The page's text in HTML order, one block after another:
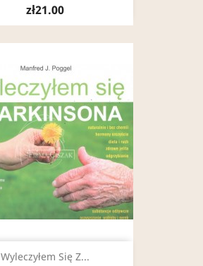
zł21.00
Wyleczyłem Się Z...